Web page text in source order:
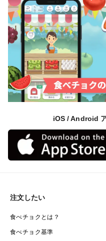
iOS / Android
注文したい
食べチョクとは？
食べチョク基準